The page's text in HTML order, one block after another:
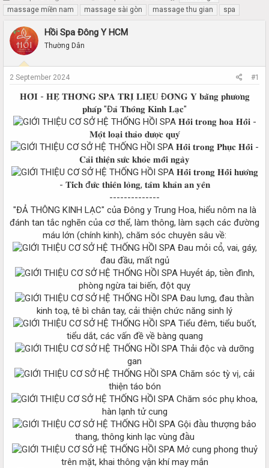
h
r
e
a
d
a
e
t
a
massage miền nam
massage sài gòn massage thu gian spa
Hồi Spa Đông Y HCM
Thường Dân
2 September 2024 #1
𝐇𝐎̂̀𝐈 - 𝐇𝐄̣̂ 𝐓𝐇𝐎̂́𝐍𝐆 𝐒𝐏𝐀 𝐓𝐑𝐈̣ 𝐋𝐈𝐄̣̂𝐔 Đ𝐎̂𝐍𝐆 𝐘 𝐛𝐚̆̀𝐧𝐠 𝐩𝐡𝐮̛𝐨̛𝐧𝐠
𝐩𝐡𝐚́𝐩 "Đ𝐚̉ 𝐓𝐡𝐨̂𝐧𝐠 𝐊𝐢𝐧𝐡 𝐋𝐚̣𝐜"
𝐇𝐨̂̀𝐢 𝐭𝐫𝐨𝐧𝐠 𝐡𝐨𝐚 𝐇𝐨̂̀𝐢 -
𝐌𝐨̣̂𝐭 𝐥𝐨𝐚̣𝐢 𝐭𝐡𝐚̉𝐨 𝐝𝐮̛𝐨̛̣𝐜 𝐪𝐮𝐲́
𝐇𝐨̂̀𝐢 𝐭𝐫𝐨𝐧𝐠 𝐏𝐡𝐮̣𝐜 𝐇𝐨̂̀𝐢 -
𝐂𝐚̉𝐢 𝐭𝐡𝐢𝐞̣̂𝐧 𝐬𝐮̛́𝐜 𝐤𝐡𝐨̉𝐞 𝐦𝐨̂̃𝐢 𝐧𝐠𝐚̀𝐲
𝐇𝐨̂̀𝐢 𝐭𝐫𝐨𝐧𝐠 𝐇𝐨̂̀𝐢 𝐡𝐮̛𝐨̛́𝐧𝐠
- 𝐓𝐢́𝐜𝐡 đ𝐮̛́𝐜 𝐭𝐡𝐢𝐞̂𝐧 𝐥𝐨̀𝐧𝐠, 𝐭𝐚̂𝐦 𝐤𝐡𝐚̉𝐧 𝐚𝐧 𝐲𝐞̂𝐧
--------------
"ĐẢ THÔNG KINH LẠC" của Đông y Trung Hoa, hiểu nôm na là
đánh tan tắc nghẽn của cơ thể, làm thông, làm sạch các đường
máu lớn (chính kinh), chăm sóc chuyên sâu về:
Đau mỏi cổ, vai, gáy,
đau đầu, mất ngủ
Huyết áp, tiền đình,
phòng ngừa tai biến, đột quỵ
Đau lưng, đau thần
kinh toạ, tê bì chân tay, cải thiện chức năng sinh lý
Tiểu đêm, tiểu buốt,
tiểu dắt, các vấn đề về bàng quang
Thải độc và dưỡng
gan
Chăm sóc tỳ vị, cải
thiện táo bón
Chăm sóc phụ khoa,
hàn lạnh tử cung
Gội đầu thượng bảo
thang, thông kinh lạc vùng đầu
Mở cung phong thuỷ
trên mặt, khai thông vận khí may mắn